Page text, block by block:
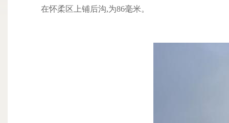
在怀柔区上铺后沟,为86毫米。